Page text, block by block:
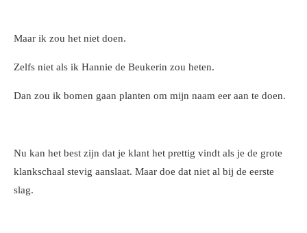
Maar ik zou het niet doen.
Zelfs niet als ik Hannie de Beukerin zou heten.
Dan zou ik bomen gaan planten om mijn naam eer aan te doen.
Nu kan het best zijn dat je klant het prettig vindt als je de grote
klankschaal stevig aanslaat. Maar doe dat niet al bij de eerste
slag.